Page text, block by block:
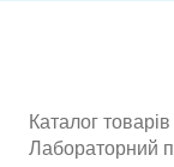
Каталог
Лабораторний